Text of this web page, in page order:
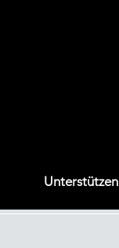
Unterstützen